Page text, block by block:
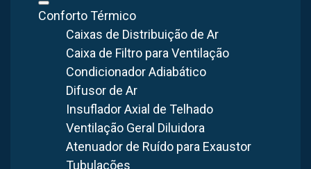
Conforto Térmico
Caixas de Distribuição de Ar
Caixa de Filtro para Ventilação
Condicionador Adiabático
Difusor de Ar
Insuflador Axial de Telhado
Ventilação Geral Diluidora
Atenuador de Ruído para Exaustor
Tubulações
Esse tipo de ventilação é muito importante para manter a
saúde e o bem-estar das pessoas, principalmente em
locais como indústrias, que possuem grande circulação de
indivíduos e produzem contaminantes que podem ser
prejudiciais à saúde.
a utilização de filtros garante uma maior eficiência
na remoção de partículas e contaminantes em relação a
outros métodos de ventilação, tornando-se uma opção